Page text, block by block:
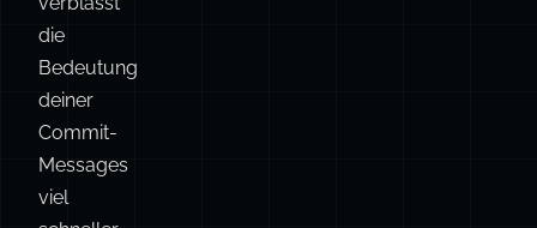
Commit-
Messages
viel
schneller
als
der
Code,